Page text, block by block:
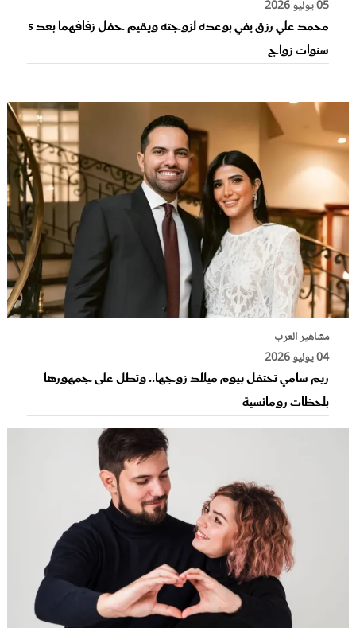
05 يوليو 2026
محمد علي رزق يفي بوعده لزوجته ويقيم حفل زفافهما بعد 5
سنوات زواج
مشاهير العرب
04 يوليو 2026
ريم سامي تحتفل بيوم ميلاد زوجها.. وتطل على جمهورها
بلحظات رومانسية